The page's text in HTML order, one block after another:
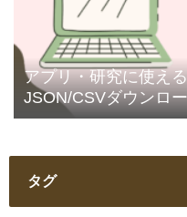
アプリ・研究に使え
JSON/CSVダウンロ
タグ